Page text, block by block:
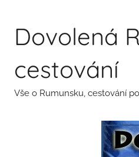
obsahuDovolená
cestování
Vše o Rumunsku, cestování